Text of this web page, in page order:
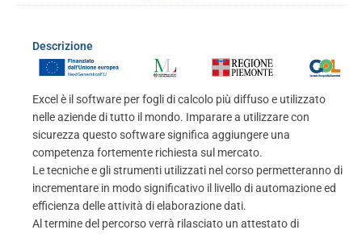
Descrizione
Excel è il software per fogli di calcolo più diffuso e utilizzato
nelle aziende di tutto il mondo. Imparare a utilizzare con
sicurezza questo software significa aggiungere una
competenza fortemente richiesta sul mercato.
Le tecniche e gli strumenti utilizzati nel corso permetteranno di
incrementare in modo significativo il livello di automazione ed
efficienza delle attività di elaborazione dati.
Al termine del percorso verrà rilasciato un attestato di